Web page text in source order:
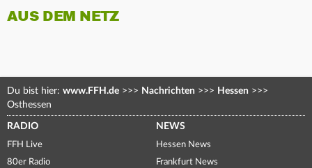
AUS DEM NETZ
Du bist hier: www.FFH.de >>> Nachrichten >>> Hessen >>>
Osthessen
RADIO
FFH Live
80er Radio
NEWS
Hessen News
Frankfurt News